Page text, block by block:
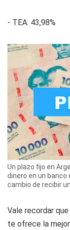
- TEA: 43,98%
Un plazo fijo en
dinero en un
cambio de recibir
Vale recordar
te ofrece la